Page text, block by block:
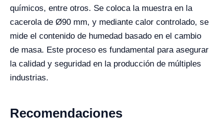
químicos, entre otros. Se coloca la muestra en la
cacerola de Ø90 mm, y mediante calor controlado, se
mide el contenido de humedad basado en el cambio
de masa. Este proceso es fundamental para asegurar
la calidad y seguridad en la producción de múltiples
industrias.
Recomendaciones